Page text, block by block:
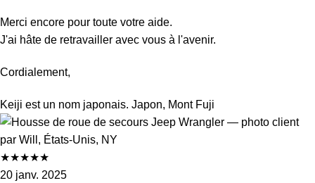
Merci encore pour toute votre aide.
J'ai hâte de retravailler avec vous à l'avenir.
Cordialement,
Keiji est un nom japonais. Japon, Mont Fuji
★★★★★
20 janv. 2025